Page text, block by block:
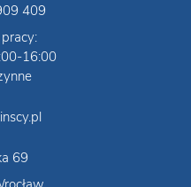
409
16:00
69